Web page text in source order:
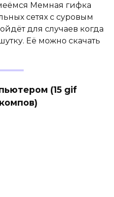
Мемная гифка
сетях с суровым
для случаев когда
Её можно скачать
(15 gif